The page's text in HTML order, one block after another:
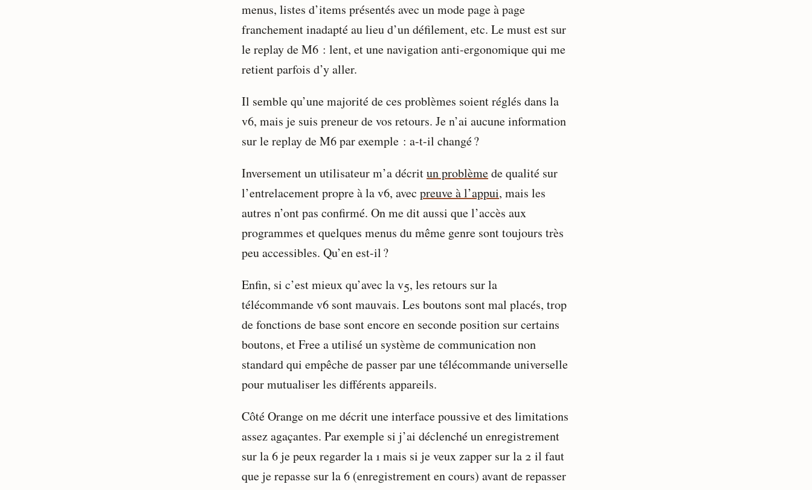
menus, listes d’items présentés avec un mode page à page
franchement inadapté au lieu d’un défilement, etc. Le must est sur
le replay de M6 : lent, et une navigation anti-ergonomique qui me
retient parfois d’y aller.
Il semble qu’une majorité de ces problèmes soient réglés dans la
v6, mais je suis preneur de vos retours. Je n’ai aucune information
sur le replay de M6 par exemple : a-t-il changé ?
Inversement un utilisateur m’a décritun problèmede qualité sur
l’entrelacement propre à la v6, avec preuve à l’appui, mais les
autres n’ont pas confirmé. On me dit aussi que l’accès aux
programmes et quelques menus du même genre sont toujours très
peu accessibles. Qu’en est-il ?
Enfin, si c’est mieux qu’avec la v5, les retours sur la
télécommande v6 sont mauvais. Les boutons sont mal placés, trop
de fonctions de base sont encore en seconde position sur certains
boutons, et Free a utilisé un système de communication non
standard qui empêche de passer par une télécommande universelle
pour mutualiser les différents appareils.
Côté Orange on me décrit une interface poussive et des limitations
assez agaçantes. Par exemple si j’ai déclenché un enregistrement
sur la 6 je peux regarder la 1 mais si je veux zapper sur la 2 il faut
que je repasse sur la 6 (enregistrement en cours) avant de repasser